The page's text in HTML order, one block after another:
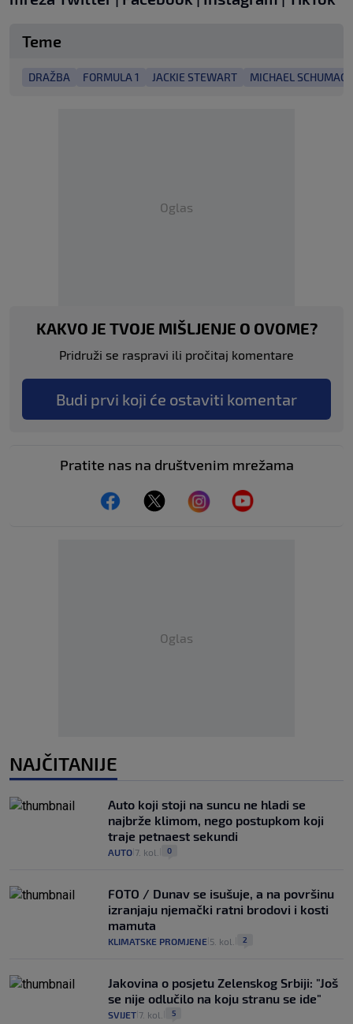
Teme
DRAŽBA FORMULA 1 JACKIE STEWART MICHAEL
Oglas
KAKVO JE TVOJE MIŠLJENJE O OVOME?
Pridruži se raspravi ili pročitaj komentare
Budi prvi koji će ostaviti komentar
Pratite nas na društvenim mrežama
Oglas
NAJČITANIJE
Auto koji stoji na suncu ne hladi se
najbrže klimom, nego postupkom koji
traje petnaest sekundi
AUTO 7. kol. 0
FOTO / Dunav se isušuje, a na površinu
izranjaju njemački ratni brodovi i kosti
mamuta
KLIMATSKE PROMJENE 5. kol. 2
Jakovina o posjetu Zelenskog Srbiji: "Još
se nije odlučilo na koju stranu se ide"
SVIJET 7. kol. 5